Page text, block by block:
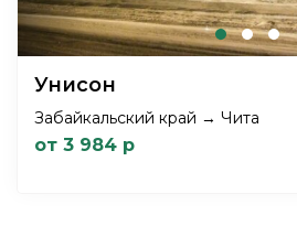
Унисон
Забайкальский край → Чита
от 3 984 р